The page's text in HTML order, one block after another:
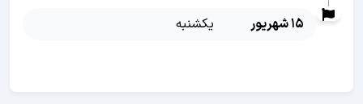
15 شهریور یکشنبه